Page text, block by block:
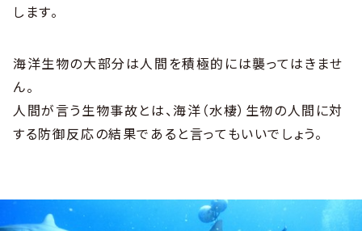
します。
海洋生物の大部分は人間を積極的には襲ってはきませ
ん。
人間が言う生物事故とは、海洋（水棲）生物の人間に対
する防御反応の結果であると言ってもいいでしょう。